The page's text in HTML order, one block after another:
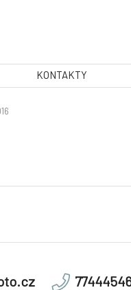
KONTAKTY